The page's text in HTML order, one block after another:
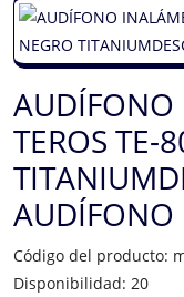
AUDÍFONO
TEROS TE-
AUDÍFONO
Código del producto:
Disponibilidad: 20